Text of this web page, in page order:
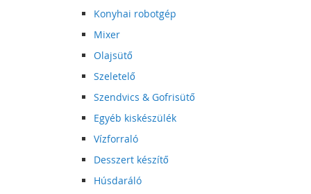
Konyhai robotgép
Mixer
Olajsütő
Szeletelő
Szendvics & Gofrisütő
Egyéb kiskészülék
Vízforraló
Desszert készítő
Húsdaráló